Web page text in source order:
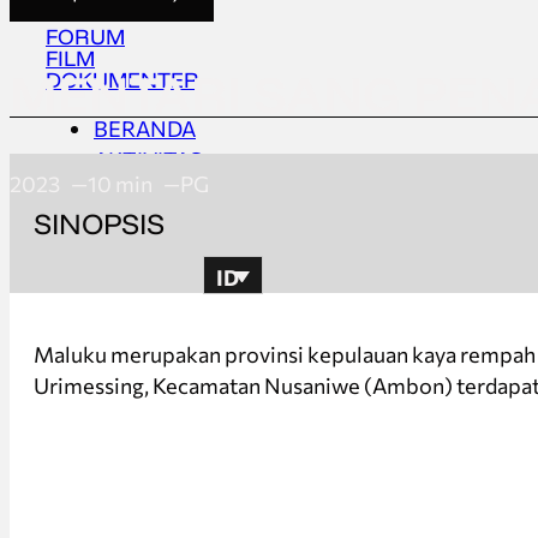
FORUM
FILM
DOKUMENTER
BERANDA
AKTIVITAS
TENTANG
UPDATES
AKTIVITAS
TENTANG
ID
MENTARI SANG
2023 10 min PG
SINOPSIS
Maluku merupakan provinsi kepulauan kaya
Urimessing, Kecamatan Nusaniwe (Ambon)